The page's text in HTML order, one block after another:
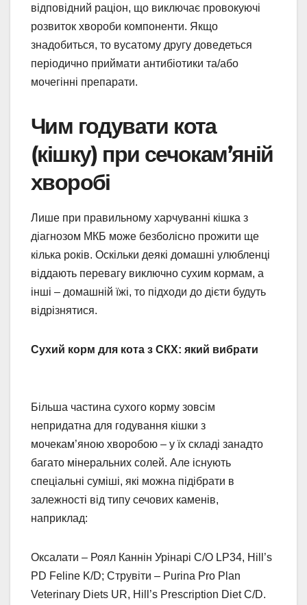
відповідний раціон, що виключає провокуючі
розвиток хвороби компоненти. Якщо
знадобиться, то вусатому другу доведеться
періодично приймати антибіотики та/або
мочегінні препарати.
Чим годувати кота
(кішку) при сечокам’яній
хворобі
Лише при правильному харчуванні кішка з
діагнозом МКБ може безболісно прожити ще
кілька років. Оскільки деякі домашні улюбленці
віддають перевагу виключно сухим кормам, а
інші – домашній їжі, то підходи до дієти будуть
відрізнятися.
Сухий корм для кота з СКХ: який вибрати
Більша частина сухого корму зовсім
непридатна для годування кішки з
мочекам’яною хворобою – у їх складі занадто
багато мінеральних солей. Але існують
спеціальні суміші, які можна підібрати в
залежності від типу сечових каменів,
наприклад:
Оксалати – Роял Каннін Урінарі С/О LP34, Hill’s
PD Feline K/D; Струвіти – Purina Pro Plan
Veterinary Diets UR, Hill’s Prescription Diet С/D.